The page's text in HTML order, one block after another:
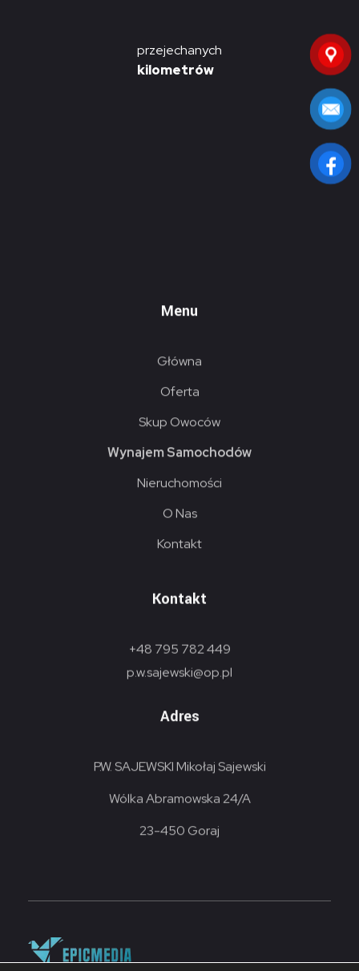
przejechanych
kilometrów
Menu
Główna
Oferta
Skup Owoców
Wynajem Samochodów
Nieruchomości
O Nas
Kontakt
Kontakt
+48 795 782 449
p.w.sajewski@op.pl
Adres
P.W. SAJEWSKI Mikołaj Sajewski
Wólka Abramowska 24/A
23-450 Goraj